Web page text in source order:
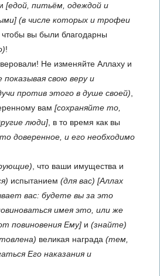
[едой, питьём, одеждой и
(в числе которых и трофеи
, чтобы вы были благодарны
!
Не изменяйте Аллаху и
показывая свою веру и
против этого в душе своей)
вам [сохраняйте то,
люди] , в то время как вы
доверенное, и его необходимо
, что ваши имущества и
испытанием (для вас) [Аллах
вас: будете вы за это
имея это, или же
повиновения Ему] и (знайте)
великая награда (тем,
Его наказания и